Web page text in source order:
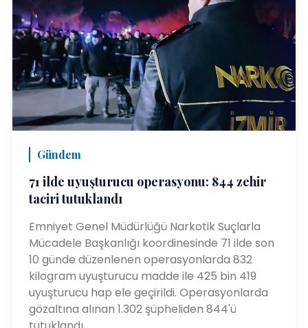
Gündem
71 ilde uyuşturucu operasyonu: 844 zehir
taciri tutuklandı
Emniyet Genel Müdürlüğü Narkotik Suçlarla
Mücadele Başkanlığı koordinesinde 71 ilde son
10 günde düzenlenen operasyonlarda 832
kilogram uyuşturucu madde ile 425 bin 419
uyuşturucu hap ele geçirildi. Operasyonlarda
gözaltına alınan 1.302 şüpheliden 844'ü